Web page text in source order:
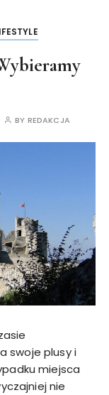
BY REDAKCJA
swoje plusy i
miejsca
nie